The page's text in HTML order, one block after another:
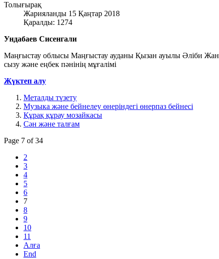
Толығырақ
Жарияланды 15 Қаңтар 2018
Қаралды: 1274
Ундабаев Сисенгали
Маңғыстау облысы Маңғыстау ауданы Қызан ауылы Әліби
сызу және еңбек пәнінің мұғалімі
Жүктеп алу
Металды түзету
Музыка және бейнелеу өнеріндегі өнерпаз бейнесі
Құрақ құрау мозайкасы
Сән және талғам
Page 7 of 34
2
3
4
5
6
7
8
9
10
11
Алға
End